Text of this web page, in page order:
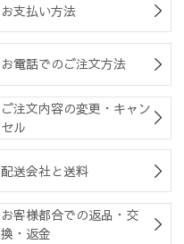
お支払い方法
お電話でのご注文方法
ご注文内容の変更・キャン
セル
配送会社と送料
お客様都合での返品・交
換・返金